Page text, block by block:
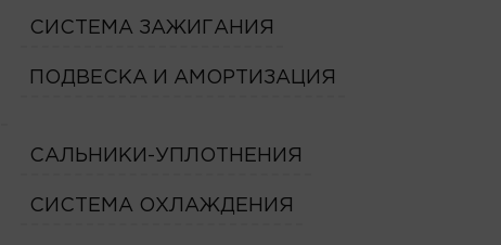
СИСТЕМА ЗАЖИГАНИЯ
ПОДВЕСКА И АМОРТИЗАЦИЯ
САЛЬНИКИ-УПЛОТНЕНИЯ
СИСТЕМА ОХЛАЖДЕНИЯ